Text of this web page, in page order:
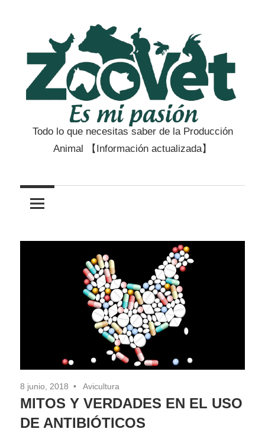
contenido
Zootecnia
Veterinaria
Pasión
Todo lo que necesitas saber de la Producción
Animal 【Información actualizada】
8 junio, 2018 Avicultura
MITOS Y VERDADES EN EL USO
DE ANTIBIÓTICOS